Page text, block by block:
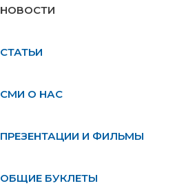
НОВОСТИ
СТАТЬИ
СМИ О НАС
ПРЕЗЕНТАЦИИ И ФИЛЬМЫ
ОБЩИЕ БУКЛЕТЫ